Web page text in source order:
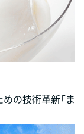
の技術革新「ま